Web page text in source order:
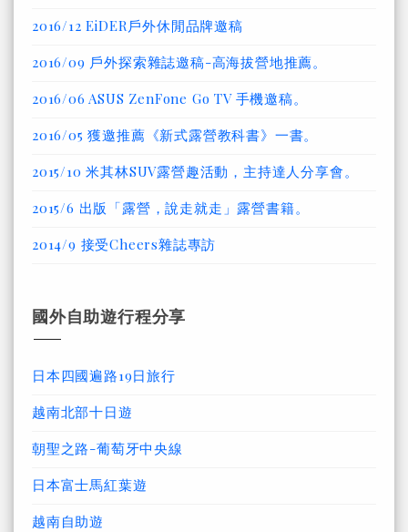
2016/12 EiDER戶外休閒品牌邀稿
2016/09 戶外探索雜誌邀稿-高海拔營地推薦。
2016/06 ASUS ZenFone Go TV 手機邀稿。
2016/05 獲邀推薦《新式露營教科書》一書。
2015/10 米其林SUV露營趣活動，主持達人分享會。
2015/6 出版「露營，說走就走」露營書籍。
2014/9 接受Cheers雜誌專訪
國外自助遊行程分享
日本四國遍路19日旅行
越南北部十日遊
朝聖之路-葡萄牙中央線
日本富士馬紅葉遊
越南自助遊